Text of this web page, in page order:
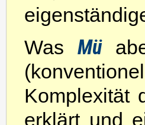
WasMü
Komplexität
erklärt und